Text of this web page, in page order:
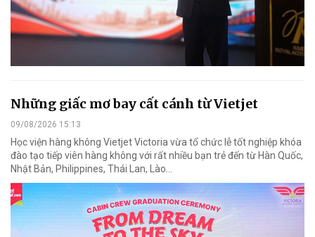
Những giấc mơ bay cất cánh từ Vietjet
09/08/2026 15:13
Học viện hàng không Vietjet Victoria vừa tổ chức lễ tốt nghiệp khóa
đào tạo tiếp viên hàng không với rất nhiều bạn trẻ đến từ Hàn Quốc,
Nhật Bản, Philippines, Thái Lan, Lào…